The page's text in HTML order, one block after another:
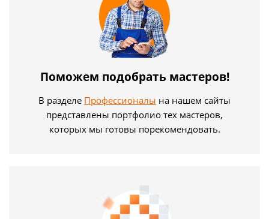
Поможем подобрать мастеров!
В разделе Профессионалы на нашем сайты
представлены портфолио тех мастеров,
которых мы готовы порекомендовать.